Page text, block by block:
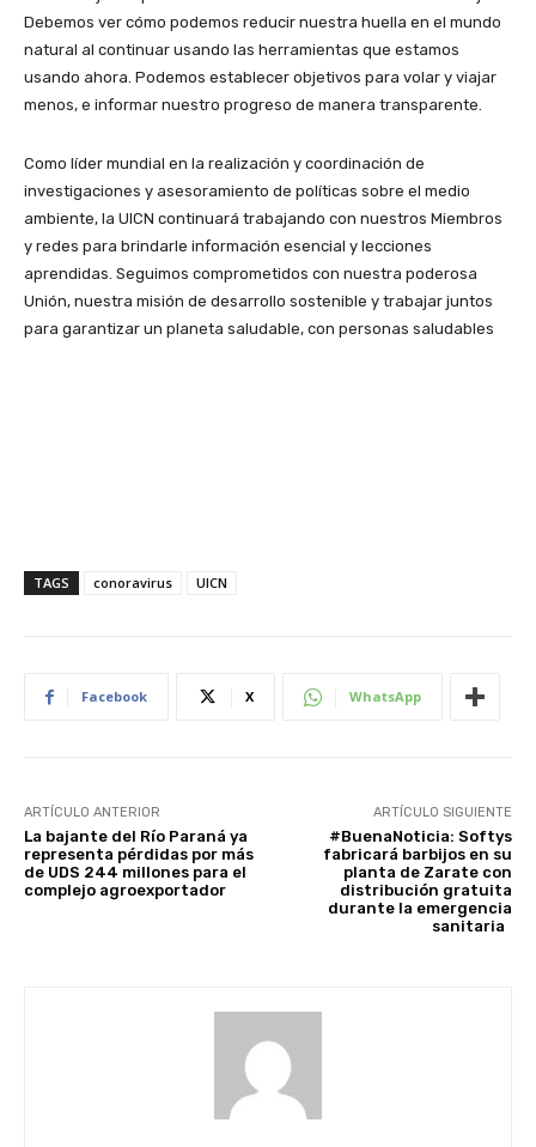
Debemos ver cómo podemos reducir nuestra huella en el mundo
natural al continuar usando las herramientas que estamos
usando ahora. Podemos establecer objetivos para volar y viajar
menos, e informar nuestro progreso de manera transparente.
Como líder mundial en la realización y coordinación de
investigaciones y asesoramiento de políticas sobre el medio
ambiente, la UICN continuará trabajando con nuestros Miembros
y redes para brindarle información esencial y lecciones
aprendidas. Seguimos comprometidos con nuestra poderosa
Unión, nuestra misión de desarrollo sostenible y trabajar juntos
para garantizar un planeta saludable, con personas saludables
TAGS conoravirus UICN
Facebook X WhatsApp
ARTÍCULO ANTERIOR
La bajante del Río Paraná ya
representa pérdidas por más
de UDS 244 millones para el
complejo agroexportador
ARTÍCULO SIGUIENTE
#BuenaNoticia: Softys
fabricará barbijos en su
planta de Zarate con
distribución gratuita
durante la emergencia
sanitaria